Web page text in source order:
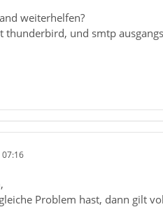
weiterhelfen?
thunderbird, und smtp
Problem hast, dann gilt